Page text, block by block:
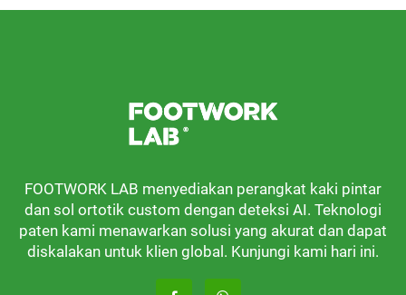
FOOTWORK LAB menyediakan perangkat kaki pintar
dan sol ortotik custom dengan deteksi AI. Teknologi
paten kami menawarkan solusi yang akurat dan dapat
diskalakan untuk klien global. Kunjungi kami hari ini.